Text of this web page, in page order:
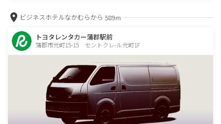
ビジネスホテルなかむらから 589m
トヨタレンタカー蒲郡駅前
蒲郡市元町15-15 セントクレ-ル元町1F